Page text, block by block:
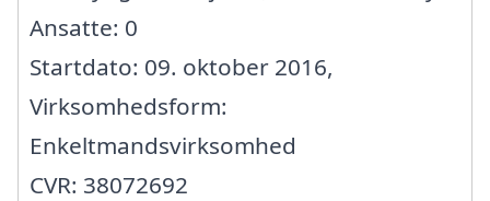
Ansatte: 0
Startdato: 09. oktober 2016,
Virksomhedsform:
Enkeltmandsvirksomhed
CVR: 38072692